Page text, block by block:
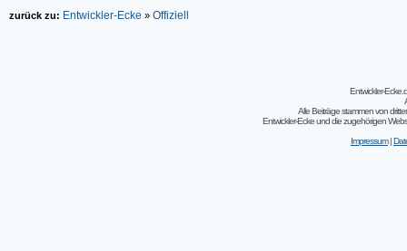
zurück zu: Entwickler-Ecke » Offiziell
Entwickler-
Alle Beiträge stammen von
Entwickler-Ecke und die zugehörigen
Impressum|